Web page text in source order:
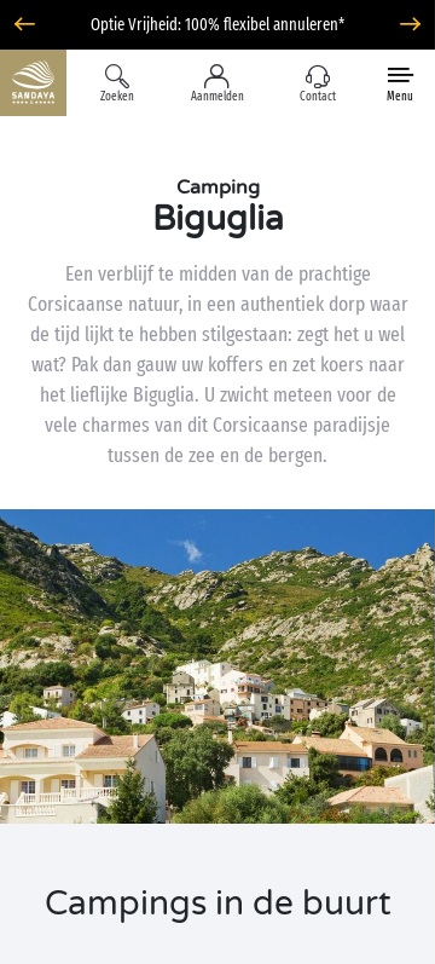
Optie Vrijheid: 100% flexibel annuleren*
Zoeken Aanmelden Contact Menu
Camping
Biguglia
Een verblijf te midden van de prachtige
Corsicaanse natuur, in een authentiek dorp waar
de tijd lijkt te hebben stilgestaan: zegt het u wel
wat? Pak dan gauw uw koffers en zet koers naar
het lieflijke Biguglia. U zwicht meteen voor de
vele charmes van dit Corsicaanse paradijsje
tussen de zee en de bergen.
Campings in de buurt